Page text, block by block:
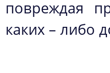
повреждая
каких – либо